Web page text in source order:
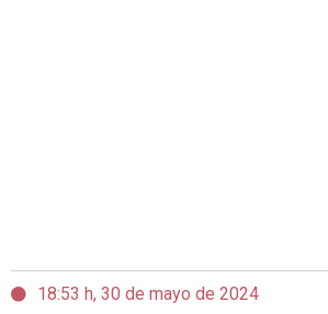
18:53 h, 30 de mayo de 2024